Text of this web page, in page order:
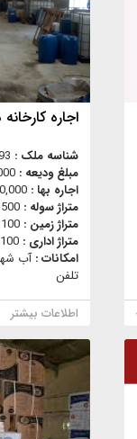
اجاره
شناسه ملک :
مبلغ ودیعه :
اجاره بها :
متراژ سوله : 500 متر مربع
متراژ زمین : 1,100
متراژ اداری : 100 متر مربع
امکانات :آب
تلفن
اطلاعات بیشتر